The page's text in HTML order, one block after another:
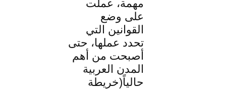
مهمة، عملت
على وضع
القوانين التي
تحدد عملها، حتى
أصبحت من أهم
المدن العربية
حالياً(خريطة